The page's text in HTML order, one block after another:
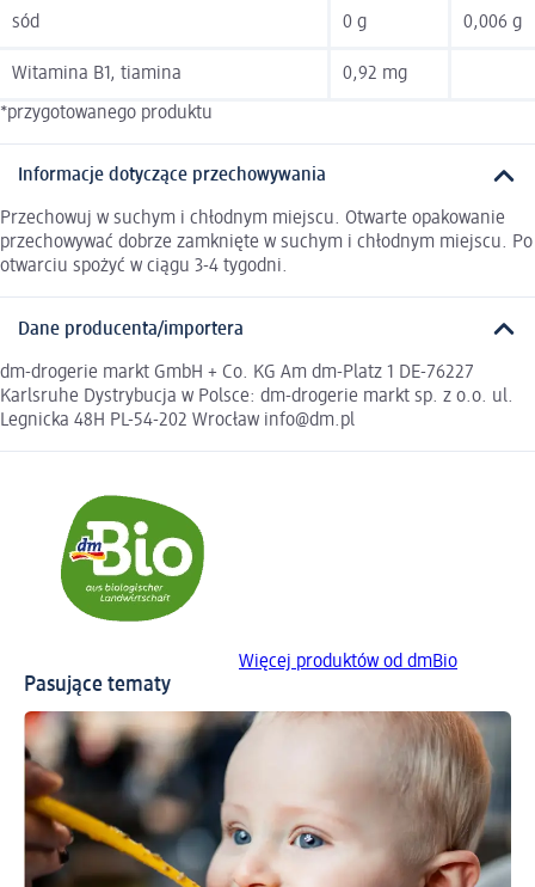
sód 0 g 0,006 g
Witamina B1, tiamina 0,92 mg
*przygotowanego produktu
Informacje dotyczące przechowywania
Przechowuj w suchym i chłodnym miejscu. Otwarte opakowanie
przechowywać dobrze zamknięte w suchym i chłodnym miejscu. Po
otwarciu spożyć w ciągu 3-4 tygodni.
Dane producenta/importera
dm-drogerie markt GmbH + Co. KG Am dm-Platz 1 DE-76227
Karlsruhe Dystrybucja w Polsce: dm-drogerie markt sp. z o.o. ul.
Legnicka 48H PL-54-202 Wrocław info@dm.pl
Więcej produktów od dmBio
Pasujące tematy